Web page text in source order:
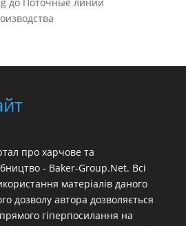
про харчове та
- Baker-Group.Net. Всі
матеріалів даного
дозволу автора дозволяється
гіперпосилання на